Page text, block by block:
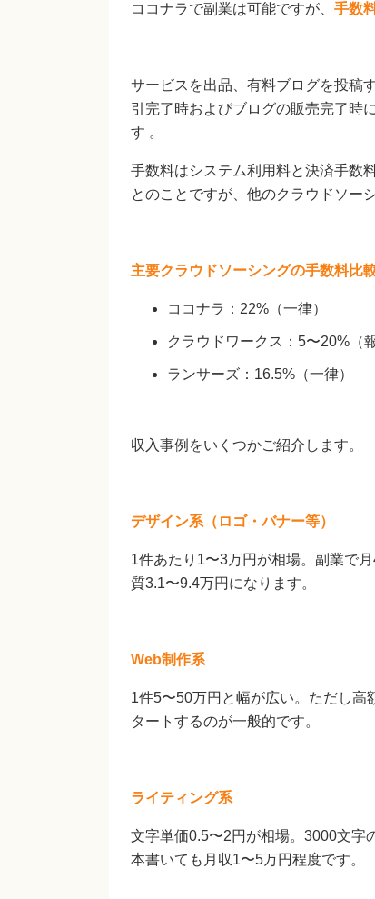
ココナラで副業は可能ですが、 手数
サービスを出品、有料ブログを投稿
引完了時およびブログの販売完了時
す 。
手数料はシステム利用料と決済手数
とのことですが、他のクラウドソー
主要クラウドソーシングの手数料比
ココナラ：22%（一律）
クラウドワークス：5〜20%（
ランサーズ：16.5%（一律）
収入事例をいくつかご紹介します。
デザイン系（ロゴ・バナー等）
1件あたり1〜3万円が相場。副業で
質3.1〜9.4万円になります。
Web制作系
1件5〜50万円と幅が広い。ただし高
タートするのが一般的です。
ライティング系
文字単価0.5〜2円が相場。3000文字
本書いても月収1〜5万円程度です。